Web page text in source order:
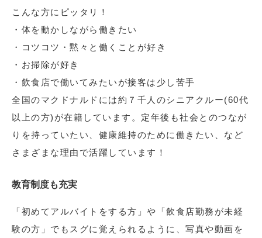
こんな方にピッタリ！
・体を動かしながら働きたい
・コツコツ・黙々と働くことが好き
・お掃除が好き
・飲食店で働いてみたいが接客は少し苦手
全国のマクドナルドには約７千人のシニアクルー(60代
以上の方)が在籍しています。定年後も社会とのつなが
りを持っていたい、健康維持のために働きたい、など
さまざまな理由で活躍しています！
教育制度も充実
「初めてアルバイトをする方」や「飲食店勤務が未経
験の方」でもスグに覚えられるように、写真や動画を